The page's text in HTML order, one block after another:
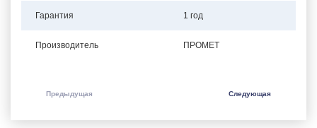
Гарантия 1 год
Производитель ПРОМЕТ
Предыдущая Следующая